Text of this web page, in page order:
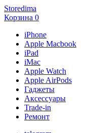
Storedima
Корзина 0
iPhone
Apple Macbook
iPad
iMac
Apple Watch
Apple AirPods
Гаджеты
Аксессуары
Trade-in
Ремонт